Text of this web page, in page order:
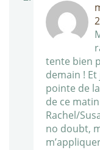
tente bien
demain !
pointe de
de ce matin
Rachel/
no doubt,